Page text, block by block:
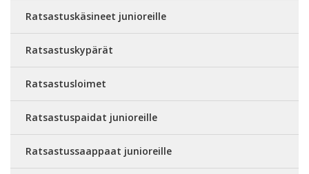
Ratsastuskäsineet junioreille
Ratsastuskypärät
Ratsastusloimet
Ratsastuspaidat junioreille
Ratsastussaappaat junioreille